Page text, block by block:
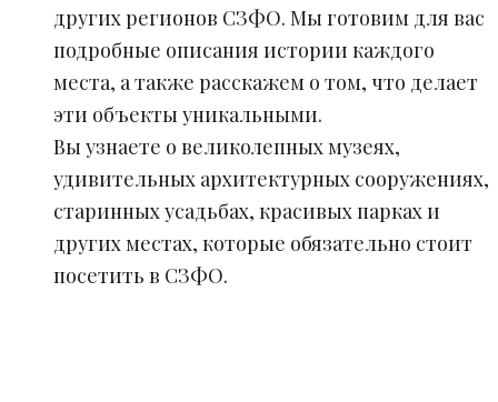
других регионов СЗФО. Мы готовим для вас
подробные описания истории каждого
места, а также расскажем о том, что делает
эти объекты уникальными.
Вы узнаете о великолепных музеях,
удивительных архитектурных сооружениях,
старинных усадьбах, красивых парках и
других местах, которые обязательно стоит
посетить в СЗФО.